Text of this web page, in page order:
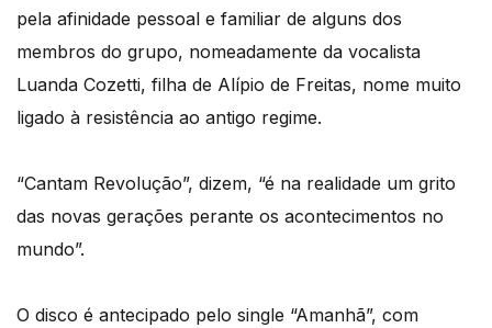
pela afinidade pessoal e familiar de alguns dos
membros do grupo, nomeadamente da vocalista
Luanda Cozetti, filha de Alípio de Freitas, nome muito
ligado à resistência ao antigo regime.
“Cantam Revolução”, dizem, “é na realidade um grito
das novas gerações perante os acontecimentos no
mundo”.
O disco é antecipado pelo single “Amanhã”, com